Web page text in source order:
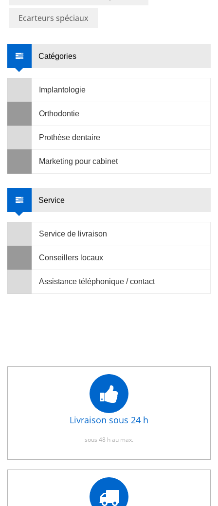
Ecarteurs spéciaux
Catégories
Implantologie
Orthodontie
Prothèse dentaire
Marketing pour cabinet
Service
Service de livraison
Conseillers locaux
Assistance téléphonique / contact
Livraison sous 24 h
sous 48 h au max.